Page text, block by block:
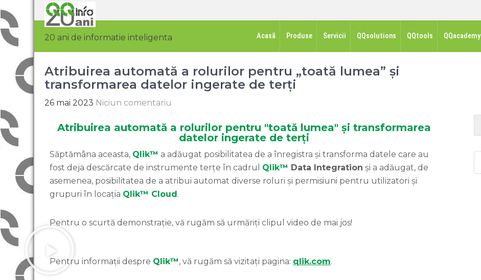
20 ani de informatie inteligenta Acasă Produse Servicii QQsolutions QQtools QQacademy
Atribuirea automată a rolurilor pentru „toată lumea” și
transformarea datelor ingerate de terți
26 mai 2023 Niciun comentariu
Atribuirea automată a rolurilor pentru "toată lumea" și transformarea
datelor ingerate de terți
Săptămâna aceasta, Qlik™ a adăugat posibilitatea de a înregistra și transforma datele care au
fost deja descărcate de instrumente terțe în cadrul Qlik™ Data Integration și a adăugat, de
asemenea, posibilitatea de a atribui automat diverse roluri și permisiuni pentru utilizatori și
grupuri în locația Qlik™ Cloud.
Pentru o scurtă demonstrație, vă rugăm să urmăriți clipul video de mai jos!
Pentru informații despre Qlik™, vă rugăm să vizitați pagina: qlik.com.